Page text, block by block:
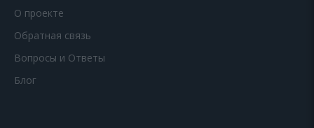
О проекте
Обратная связь
Вопросы и Ответы
Блог